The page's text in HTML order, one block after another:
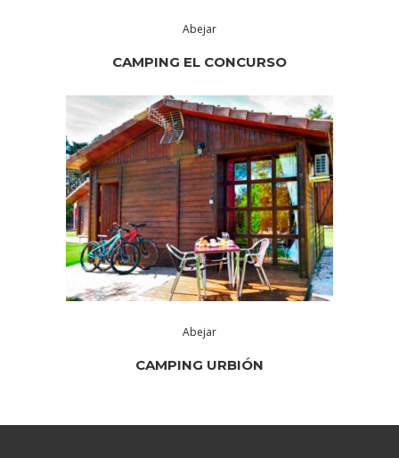
Abejar
CAMPING EL CONCURSO
Abejar
CAMPING URBIÓN